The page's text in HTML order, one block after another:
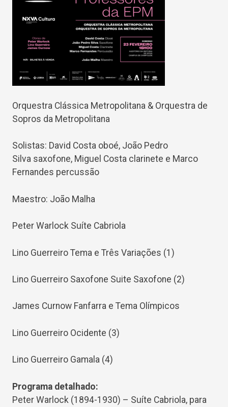
Orquestra Clássica Metropolitana & Orquestra de
Sopros da Metropolitana
Solistas: David Costa oboé, João Pedro
Silva saxofone, Miguel Costa clarinete e Marco
Fernandes percussão
Maestro: João Malha
Peter Warlock Suíte Cabriola
Lino Guerreiro Tema e Três Variações (1)
Lino Guerreiro Saxofone Suite Saxofone (2)
James Curnow Fanfarra e Tema Olímpicos
Lino Guerreiro Ocidente (3)
Lino Guerreiro Gamala (4)
Programa detalhado:
Peter Warlock (1894-1930) – Suíte Cabriola, para